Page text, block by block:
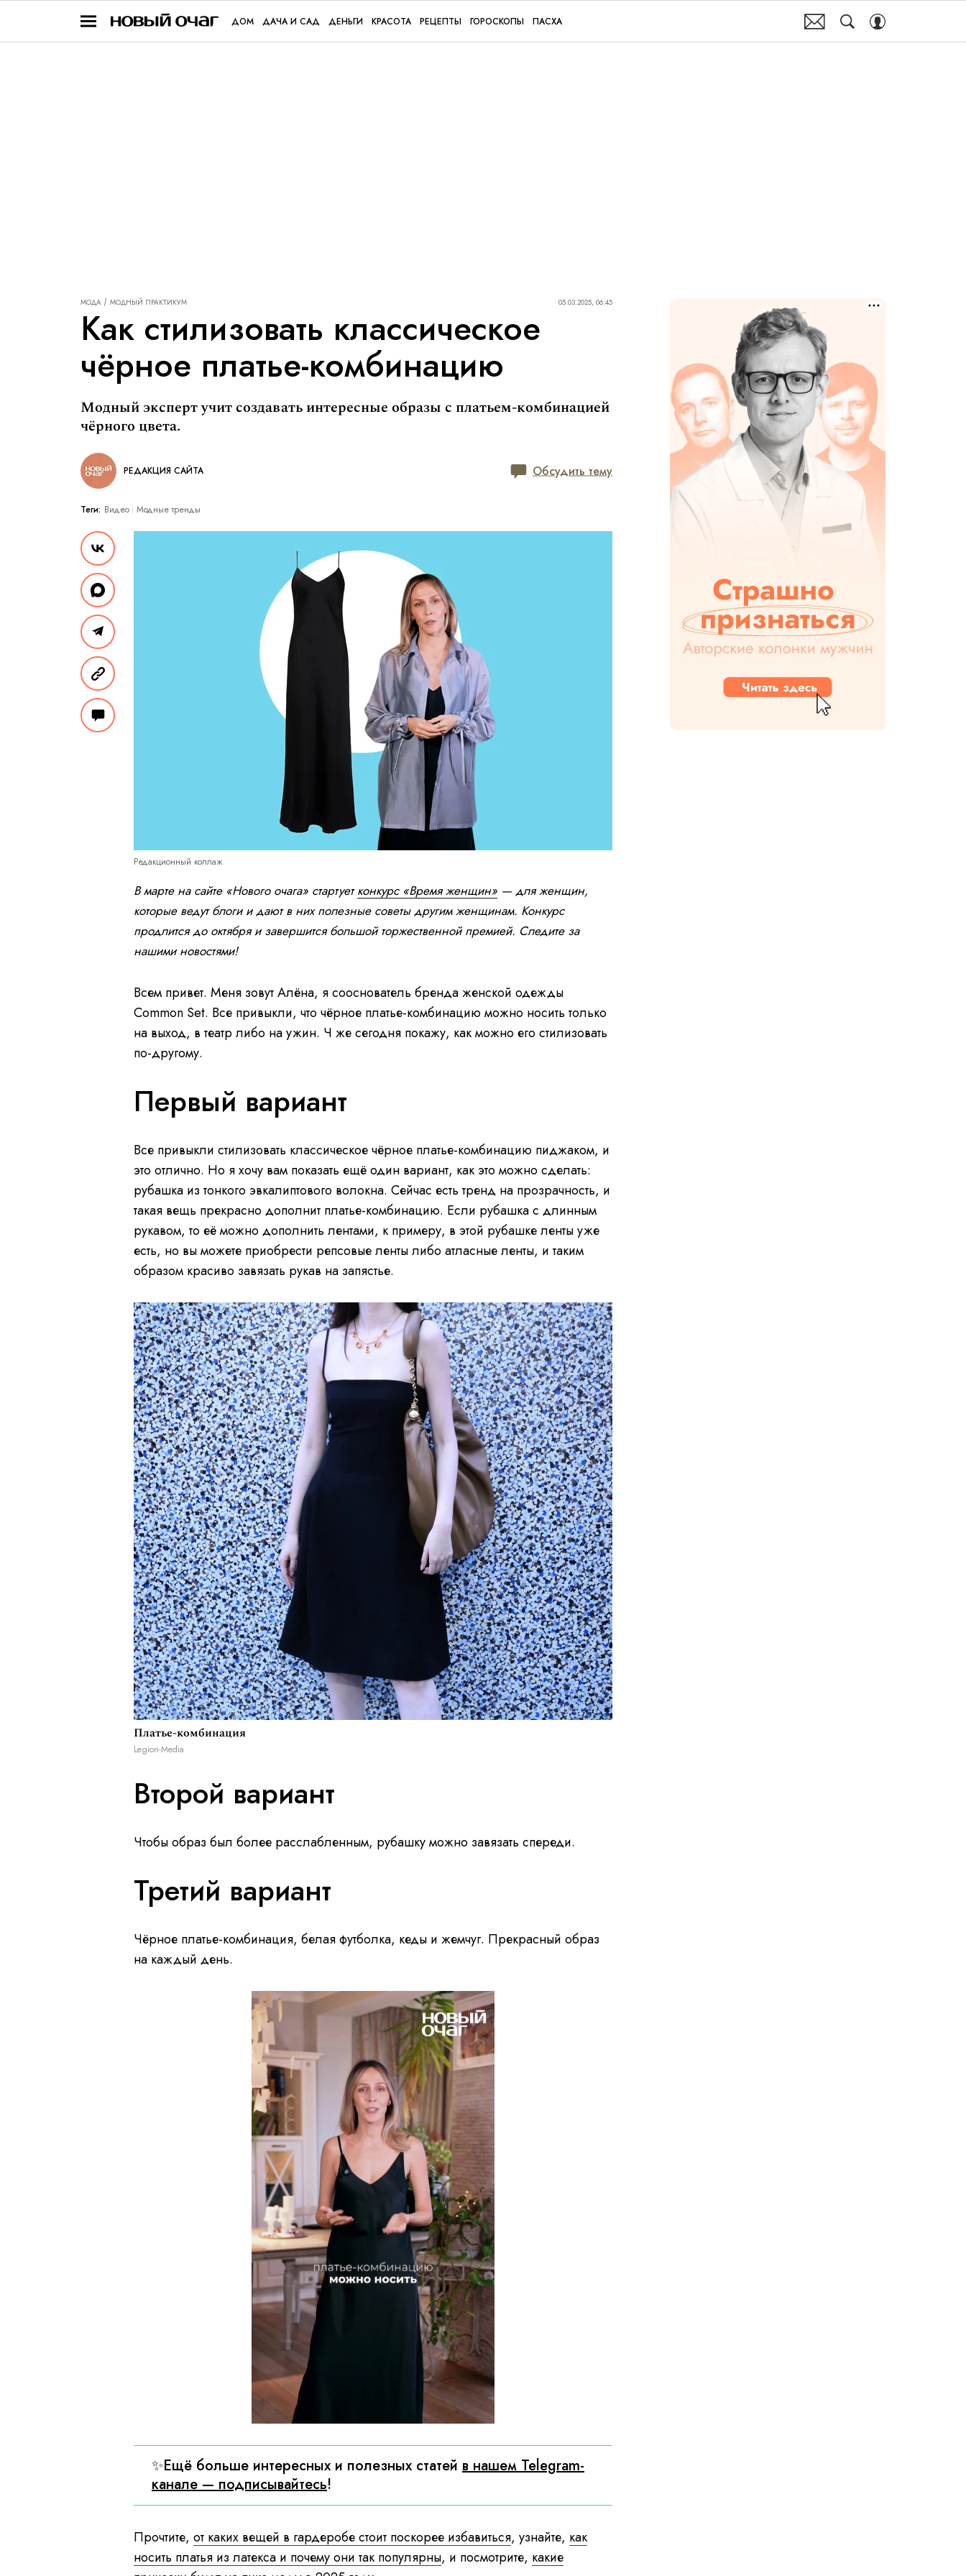
ДОМ ДАЧА И САД ДЕНЬГИ КРАСОТА РЕЦЕПТЫ ГОРОСКОПЫ ПАСХА
МОДА МОДНЫЙ ПРАКТИКУМ 05.03.2025, 06:45
Как стилизовать классическое
чёрное платье-комбинацию
Модный эксперт учит создавать интересные образы с платьем-комбинацией
чёрного цвета.
РЕДАКЦИЯ САЙТА Обсудить тему
Теги: Видео Модные тренды
Редакционный коллаж
В марте на сайте «Нового очага» стартуетконкурс «Время женщин» — для женщин,
которые ведут блоги и дают в них полезные советы другим женщинам. Конкурс
продлится до октября и завершится большой торжественной премией. Следите за
нашими новостями!
Всем привет. Меня зовут Алёна, я сооснователь бренда женской одежды
Common Set. Все привыкли, что чёрное платье-комбинацию можно носить только
на выход, в театр либо на ужин. Ч же сегодня покажу, как можно его стилизовать
по-другому.
Первый вариант
Все привыкли стилизовать классическое чёрное платье-комбинацию пиджаком, и
это отлично. Но я хочу вам показать ещё один вариант, как это можно сделать:
рубашка из тонкого эвкалиптового волокна. Сейчас есть тренд на прозрачность, и
такая вещь прекрасно дополнит платье-комбинацию. Если рубашка с длинным
рукавом, то её можно дополнить лентами, к примеру, в этой рубашке ленты уже
есть, но вы можете приобрести репсовые ленты либо атласные ленты, и таким
образом красиво завязать рукав на запястье.
Платье-комбинация
Legion-Media
Второй вариант
Чтобы образ был более расслабленным, рубашку можно завязать спереди.
Третий вариант
Чёрное платье-комбинация, белая футболка, кеды и жемчуг. Прекрасный образ
на каждый день.
y
e
r
✨Ещё больше интересных и полезных статей в нашем Telegram-
канале — подписывайтесь!
Прочтите, от каких вещей в гардеробе стоит поскорее избавиться, узнайте, как
носить платья из латекса и почему они так популярны, и посмотрите, какие